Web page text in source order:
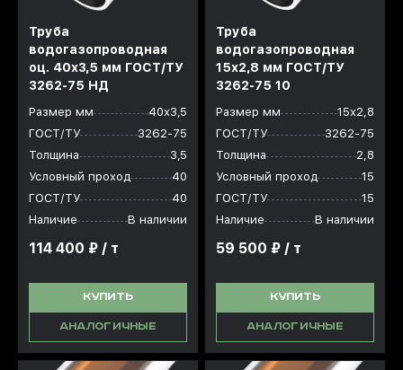
Труба
водогазопроводная
оц. 40x3,5 мм ГОСТ/ТУ
3262-75 НД
Размер мм
40х3,5
ГОСТ/ТУ
3262-75
Толщина
3,5
Условный проход
40
ГОСТ/ТУ
40
Наличие
В наличии
114 400 ₽ / т
КУПИТЬ
АНАЛОГИЧНЫЕ
Труба
водогазопроводная
15x2,8 мм ГОСТ/ТУ
3262-75 10
Размер мм
15х2,8
ГОСТ/ТУ
3262-75
Толщина
2,8
Условный проход
15
ГОСТ/ТУ
15
Наличие
В наличии
59 500 ₽ / т
КУПИТЬ
АНАЛОГИЧНЫЕ